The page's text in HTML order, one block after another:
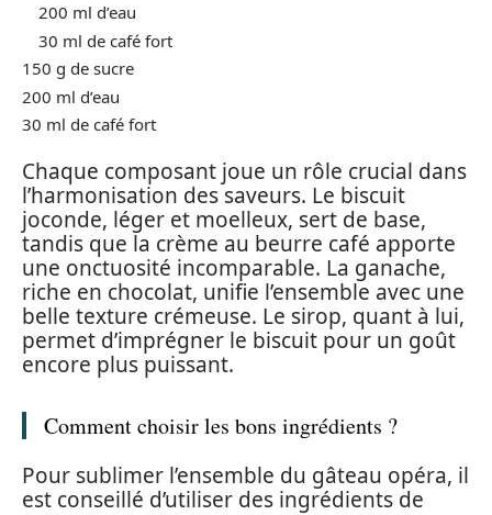
200 ml d’eau
30 ml de café fort
150 g de sucre
200 ml d’eau
30 ml de café fort
Chaque composant joue un rôle crucial dans
l’harmonisation des saveurs. Le biscuit
joconde, léger et moelleux, sert de base,
tandis que la crème au beurre café apporte
une onctuosité incomparable. La ganache,
riche en chocolat, unifie l’ensemble avec une
belle texture crémeuse. Le sirop, quant à lui,
permet d’imprégner le biscuit pour un goût
encore plus puissant.
Comment choisir les bons ingrédients ?
Pour sublimer l’ensemble du gâteau opéra, il
est conseillé d’utiliser des ingrédients de